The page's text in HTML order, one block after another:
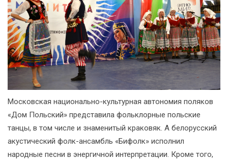
Московская национально-культурная автономия поляков
«Дом Польский» представила фольклорные польские
танцы, в том числе и знаменитый краковяк. А белорусский
акустический фолк-ансамбль «Бифолк» исполнил
народные песни в энергичной интерпретации. Кроме того,